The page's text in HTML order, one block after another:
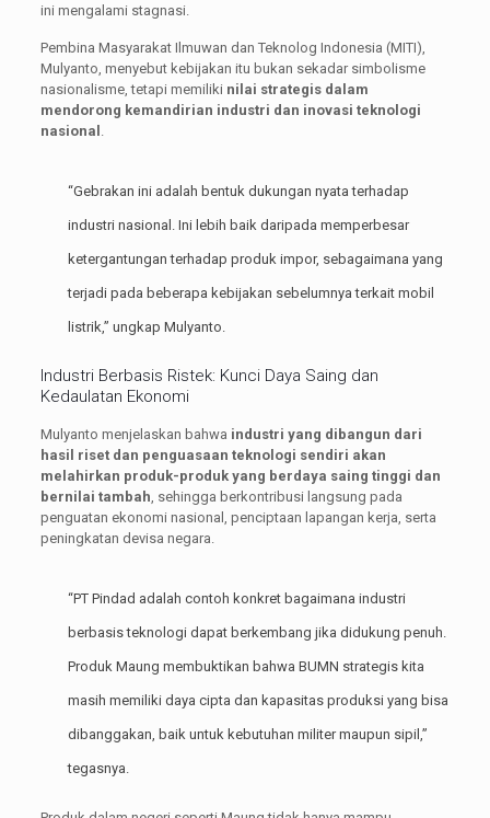
ini mengalami stagnasi.
Pembina Masyarakat Ilmuwan dan Teknolog Indonesia (MITI),
Mulyanto, menyebut kebijakan itu bukan sekadar simbolisme
nasionalisme, tetapi memiliki nilai strategis dalam
mendorong kemandirian industri dan inovasi teknologi
nasional
“Gebrakan ini adalah bentuk dukungan nyata terhadap
industri nasional. Ini lebih baik daripada memperbesar
ketergantungan terhadap produk impor, sebagaimana yang
terjadi pada beberapa kebijakan sebelumnya terkait mobil
listrik,” ungkap Mulyanto.
Industri Berbasis Ristek: Kunci Daya Saing dan
Kedaulatan Ekonomi
Mulyanto menjelaskan bahwa industri yang dibangun dari
hasil riset dan penguasaan teknologi sendiri akan
melahirkan produk-produk yang berdaya saing tinggi dan
bernilai tambah , sehingga berkontribusi langsung pada
penguatan ekonomi nasional, penciptaan lapangan kerja, serta
peningkatan devisa negara.
“PT Pindad adalah contoh konkret bagaimana industri
berbasis teknologi dapat berkembang jika didukung penuh.
Produk Maung membuktikan bahwa BUMN strategis kita
masih memiliki daya cipta dan kapasitas produksi yang bisa
dibanggakan, baik untuk kebutuhan militer maupun sipil,”
tegasnya.